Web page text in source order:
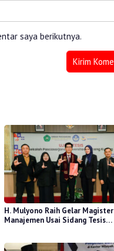
saya berikutnya.
H. Mulyono Raih Gelar Magister
Manajemen Usai Sidang Tesis